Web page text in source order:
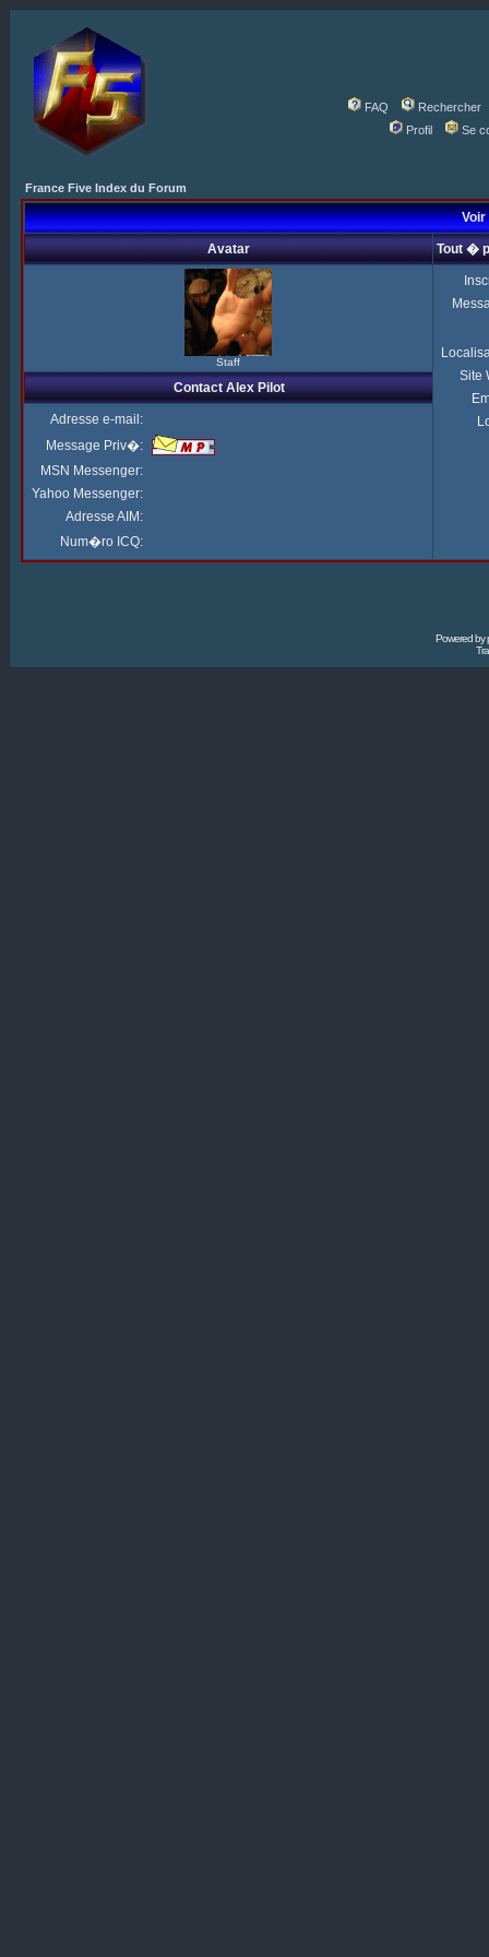
FAQ
Rechercher
Profil
Se
France Five Index du Forum
Voir
Avatar Tout �
Staff
Site
Contact Alex Pilot
Adresse e-mail:
Message Priv�:
MSN Messenger:
Yahoo Messenger:
Adresse AIM:
Num�ro ICQ:
Powered by